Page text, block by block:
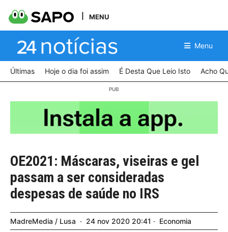
MENU
Menu
Últimas Hoje o dia foi assim É Desta Que Leio Isto Acho
OE2021: Máscaras, viseiras e gel
passam a ser consideradas
despesas de saúde no IRS
MadreMedia / Lusa 24 nov 2020 20:41 Economia